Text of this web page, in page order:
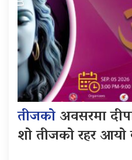
तीजकोअवसरमा
शो तीजको रहर